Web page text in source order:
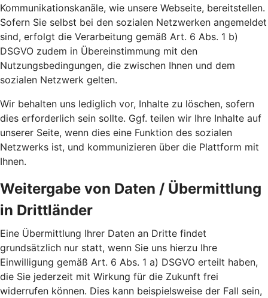
Kommunikationskanäle, wie unsere Webseite, bereitstellen.
Sofern Sie selbst bei den sozialen Netzwerken angemeldet
sind, erfolgt die Verarbeitung gemäß Art. 6 Abs. 1 b)
DSGVO zudem in Übereinstimmung mit den
Nutzungsbedingungen, die zwischen Ihnen und dem
sozialen Netzwerk gelten.
Wir behalten uns lediglich vor, Inhalte zu löschen, sofern
dies erforderlich sein sollte. Ggf. teilen wir Ihre Inhalte auf
unserer Seite, wenn dies eine Funktion des sozialen
Netzwerks ist, und kommunizieren über die Plattform mit
Ihnen.
Weitergabe von Daten / Übermittlung
in Drittländer
Eine Übermittlung Ihrer Daten an Dritte findet
grundsätzlich nur statt, wenn Sie uns hierzu Ihre
Einwilligung gemäß Art. 6 Abs. 1 a) DSGVO erteilt haben,
die Sie jederzeit mit Wirkung für die Zukunft frei
widerrufen können. Dies kann beispielsweise der Fall sein,